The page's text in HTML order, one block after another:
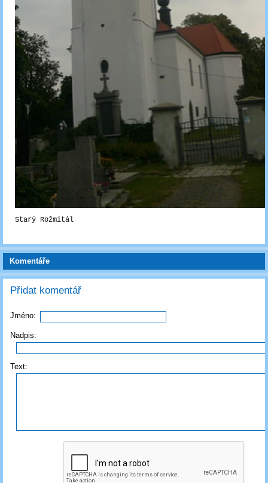
Starý Rožmitál
Komentáře
Přidat komentář
Jméno:
Nadpis:
Text: